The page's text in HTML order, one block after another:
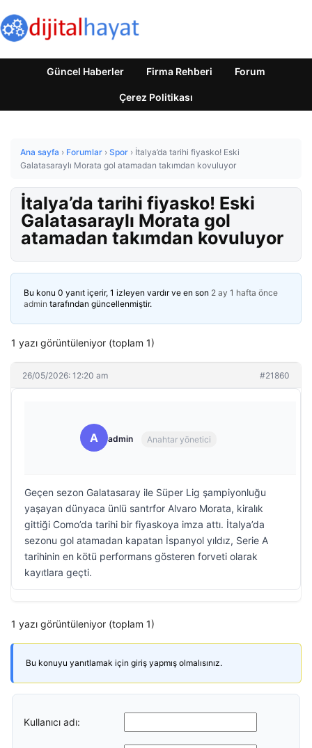
Güncel Haberler Firma Rehberi Forum
Çerez Politikası
Ana sayfa › Forumlar › Spor › İtalya’da tarihi fiyasko! Eski
Galatasaraylı Morata gol atamadan takımdan kovuluyor
İtalya’da tarihi fiyasko! Eski
Galatasaraylı Morata gol
atamadan takımdan kovuluyor
Bu konu 0 yanıt içerir, 1 izleyen vardır ve en son 2 ay 1 hafta önce
admin tarafından güncellenmiştir.
1 yazı görüntüleniyor (toplam 1)
26/05/2026: 12:20 am #21860
A admin Anahtar yönetici
Geçen sezon Galatasaray ile Süper Lig şampiyonluğu
yaşayan dünyaca ünlü santrfor Alvaro Morata, kiralık
gittiği Como’da tarihi bir fiyaskoya imza attı. İtalya’da
sezonu gol atamadan kapatan İspanyol yıldız, Serie A
tarihinin en kötü performans gösteren forveti olarak
kayıtlara geçti.
1 yazı görüntüleniyor (toplam 1)
Bu konuyu yanıtlamak için giriş yapmış olmalısınız.
Kullanıcı adı: